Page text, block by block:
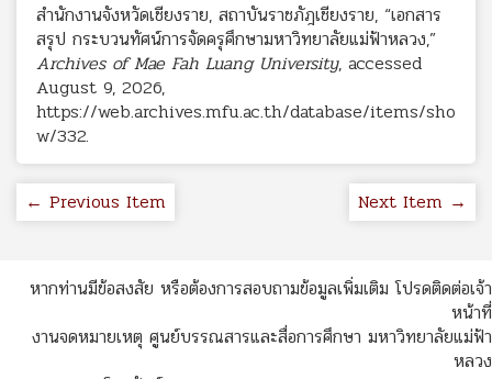
สำนักงานจังหวัดเชียงราย, สถาบันราชภัฎเชียงราย, “เอกสาร
สรุป กระบวนทัศน์การจัดครุศึกษามหาวิทยาลัยแม่ฟ้าหลวง,”
Archives of Mae Fah Luang University, accessed
August 9, 2026,
https://web.archives.mfu.ac.th/database/items/sho
w/332.
← Previous Item Next Item →
หากท่านมีข้อสงสัย หรือต้องการสอบถามข้อมูลเพิ่มเติม โปรดติดต่อเจ้า
หน้าที่
งานจดหมายเหตุ ศูนย์บรรณสารและสื่อการศึกษา มหาวิทยาลัยแม่ฟ้า
หลวง